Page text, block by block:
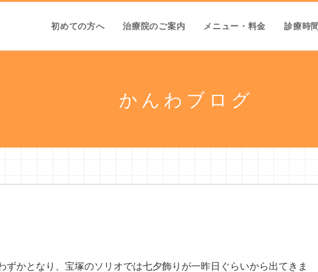
初めての方へ 治療院のご案内 メニュー・料金 診療時
かんわブログ
ずかとなり、宝塚のソリオでは七夕飾りが一昨日ぐらいから出てきま